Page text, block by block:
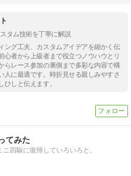
タム技術を丁寧に解説
ング工夫、カスタムアイデアを細かく伝
心者から上級者まで役立つノウハウとリ
らレース参加の裏側まで多彩な内容で構
人に最適です。時折見せる親しみやすさ
ひしと伝えます。
てみた
四駆に復帰していろいろと。